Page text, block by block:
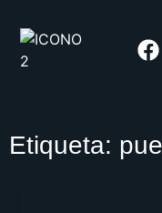
Etiqueta: